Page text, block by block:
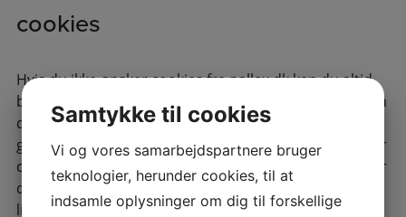
cookies
Hvis du ikke ønsker cookies fra pallex.dk kan du altid
blokere for alle cookies, slette eksisterende cookies på
din computer eller modtage en advarsel før, der
gemmes en cookie. Alle browsere tillader, at du sletter
cookies enkeltvis eller alle på en gang. Hvordan du gør
det, afhænger af, hvilken browser du anvender. Følg
links nedenfor får at få vejledninger til din browser.
Samtykke til cookies
Vi og vores samarbejdspartnere bruger
teknologier, herunder cookies, til at
indsamle oplysninger om dig til forskellige